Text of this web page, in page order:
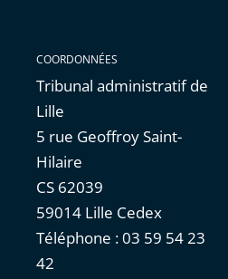
COORDONNÉES
Tribunal administratif de
Lille
5 rue Geoffroy Saint-
Hilaire
CS 62039
59014 Lille Cedex
Téléphone : 03 59 54 23
42